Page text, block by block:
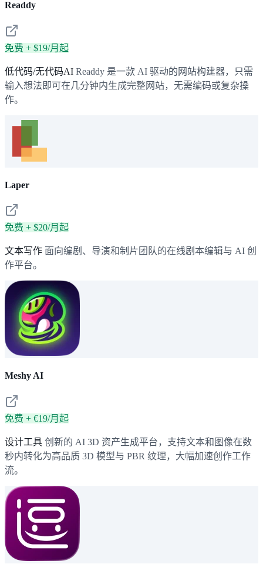
Readdy
免费 + $19/月起
低代码/无代码AI Readdy 是一款 AI 驱动的网站构建器，只需
输入想法即可在几分钟内生成完整网站，无需编码或复杂操
作。
Laper
免费 + $20/月起
文本写作 面向编剧、导演和制片团队的在线剧本编辑与 AI 创
作平台。
Meshy AI
免费 + €19/月起
设计工具 创新的 AI 3D 资产生成平台，支持文本和图像在数
秒内转化为高品质 3D 模型与 PBR 纹理，大幅加速创作工作
流。